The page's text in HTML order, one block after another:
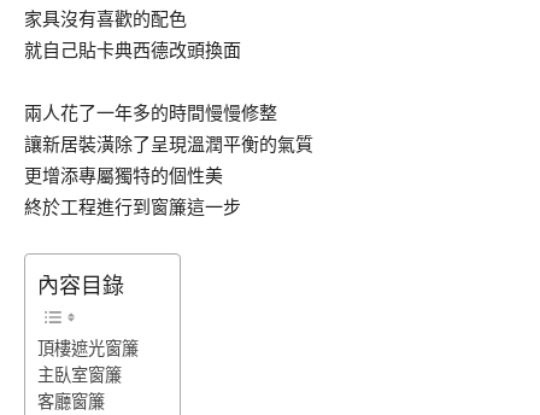
家具沒有喜歡的配色
就自己貼卡典西德改頭換面
兩人花了一年多的時間慢慢修整
讓新居裝潢除了呈現溫潤平衡的氣質
更增添專屬獨特的個性美
終於工程進行到窗簾這一步
內容目錄
頂樓遮光窗簾
主臥室窗簾
客廳窗簾